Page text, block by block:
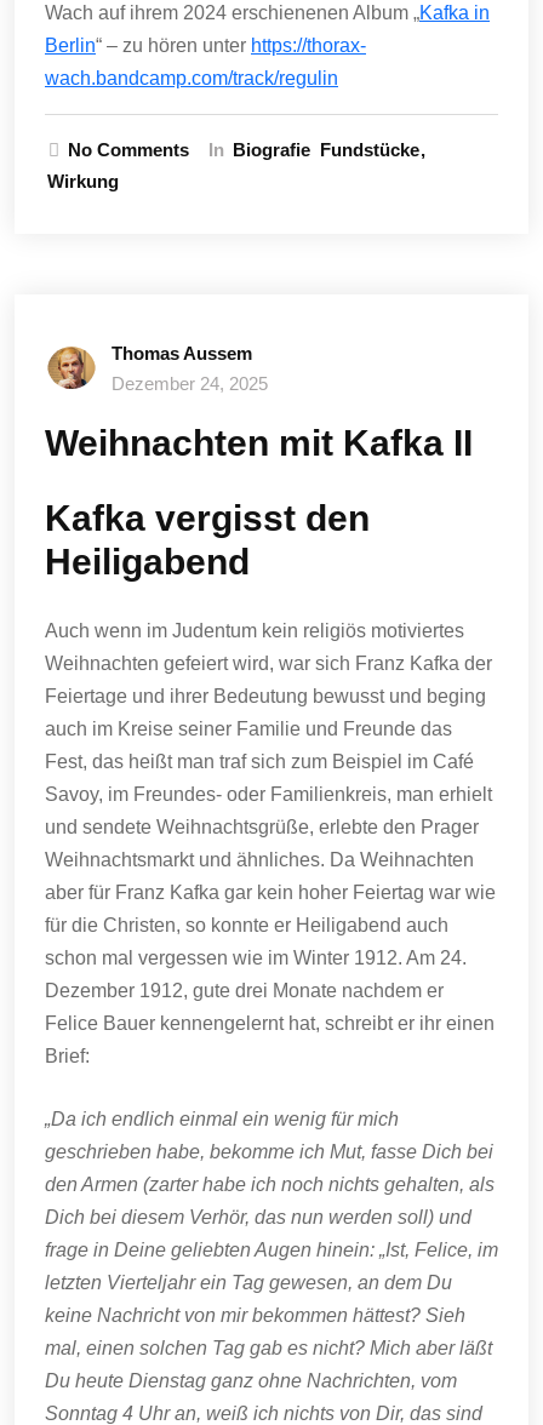
Wach auf ihrem 2024 erschienenen Album „Kafka in
Berlin“ – zu hören unter https://thorax-
wach.bandcamp.com/track/regulin
No Comments In Biografie Fundstücke
Wirkung
Thomas Aussem
Dezember 24, 2025
Weihnachten mit Kafka II
Kafka vergisst den
Heiligabend
Auch wenn im Judentum kein religiös motiviertes
Weihnachten gefeiert wird, war sich Franz Kafka der
Feiertage und ihrer Bedeutung bewusst und beging
auch im Kreise seiner Familie und Freunde das
Fest, das heißt man traf sich zum Beispiel im Café
Savoy, im Freundes- oder Familienkreis, man erhielt
und sendete Weihnachtsgrüße, erlebte den Prager
Weihnachtsmarkt und ähnliches. Da Weihnachten
aber für Franz Kafka gar kein hoher Feiertag war wie
für die Christen, so konnte er Heiligabend auch
schon mal vergessen wie im Winter 1912. Am 24.
Dezember 1912, gute drei Monate nachdem er
Felice Bauer kennengelernt hat, schreibt er ihr einen
Brief:
„Da ich endlich einmal ein wenig für mich
geschrieben habe, bekomme ich Mut, fasse Dich bei
den Armen (zarter habe ich noch nichts gehalten, als
Dich bei diesem Verhör, das nun werden soll) und
frage in Deine geliebten Augen hinein: „Ist, Felice, im
letzten Vierteljahr ein Tag gewesen, an dem Du
keine Nachricht von mir bekommen hättest? Sieh
mal, einen solchen Tag gab es nicht? Mich aber läßt
Du heute Dienstag ganz ohne Nachrichten, vom
Sonntag 4 Uhr an, weiß ich nichts von Dir, das sind